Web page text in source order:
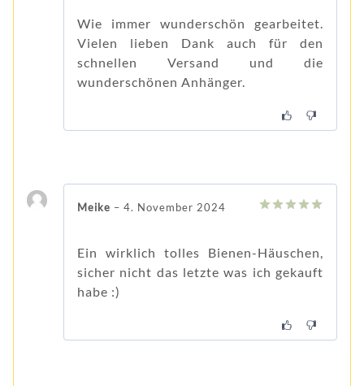
Wie immer wunderschön gearbeitet.
Vielen lieben Dank auch für den
schnellen Versand und die
wunderschönen Anhänger.
Meike – 4. November 2024
Ein wirklich tolles Bienen-Häuschen,
sicher nicht das letzte was ich gekauft
habe :)